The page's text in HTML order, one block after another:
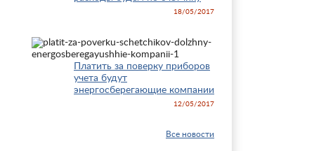
18/05/2017
Платить за поверку приборов
учета будут
энергосберегающие компании
12/05/2017
Все новости